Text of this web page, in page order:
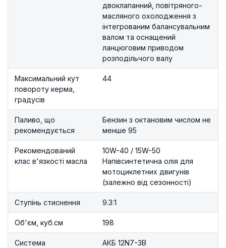
двоклапанний, повітряного-
масляного охолодження з
інтегрованим балансувальним
валом та оснащений
ланцюговим приводом
розподільчого валу
Максимальний кут
повороту керма,
градусів
44
Паливо, що
рекомендується
Бензин з октановим числом не
менше 95
Рекомендований
клас в'язкості масла
10W-40 / 15W-50
Напівсинтетична олія для
мотоциклетних двигунів
(залежно від сезонності)
Ступінь стиснення 9.3:1
Об'єм, куб.см 198
Система
АКБ 12N7-3B